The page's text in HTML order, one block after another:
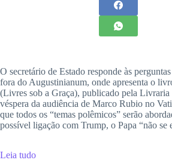
O secretário de Estado responde às
fora do Augustinianum, onde apresenta o
(Livres sob a Graça), publicado pela
véspera da audiência de Marco Rubio no
que todos os “temas polêmicos” serão
possível ligação com Trump, o Papa “não se
Leia tudo